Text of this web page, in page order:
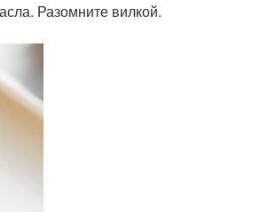
Разомните вилкой.